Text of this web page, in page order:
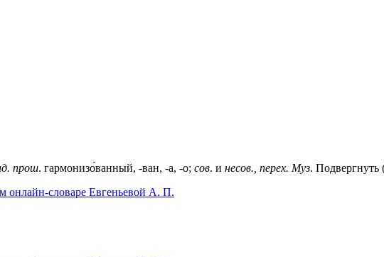
прош. гармонизо́ванный, -ван, -а, -о; сов. и несов., перех. Муз. Подвергнуть
онлайн-словаре Евгеньевой А. П.